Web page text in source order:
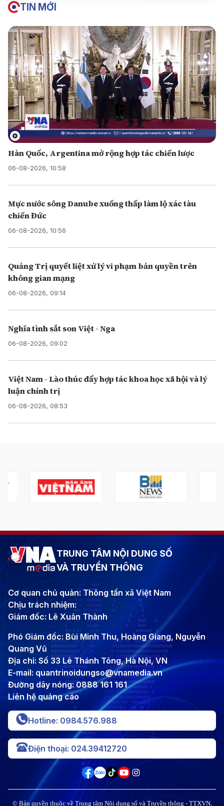
TIN MỚI
Hàn Quốc, Argentina mở rộng hợp tác chiến lược
06-08-2026, 10:58
Mực nước sông Danube xuống thấp làm lộ xác tàu
chiến Đức
06-08-2026, 10:56
Quảng Trị quyết liệt xử lý vi phạm bản quyền trên
không gian mạng
06-08-2026, 09:14
Nghĩa tình sắt son Việt - Nga
06-08-2026, 09:02
Việt Nam - Lào thúc đẩy hợp tác khoa học xã hội và lý
luận chính trị
06-08-2026, 08:53
TRUNG TÂM NỘI DUNG SỐ
VÀ TRUYỀN THÔNG
Cơ quan chủ quản: Thông tấn xã Việt Nam
Chịu trách nhiệm:
Giám đốc: Lê Xuân Thành
Phó Giám đốc: Bùi Minh Thu, Hoàng Giang, Nguyễn
Quang Vũ
Địa chỉ: Số 33 Lê Thánh Tông, Hà Nội, VN
E-mail: quantrinoidungso@vnamedia.vn
Đường dây nóng: 0888 161 161
Liên hệ quảng cáo
Hotline: 0984.576.988
Điện thoại: 024.39412720
© Bản quyền thuộc về Trung tâm Nội dung số và Truyền thông - TTXVN,